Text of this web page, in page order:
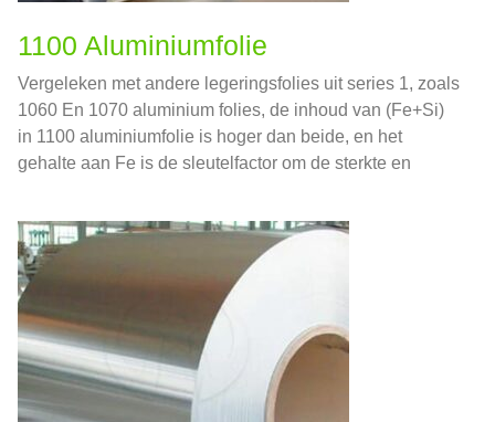
1100 Aluminiumfolie
Vergeleken met andere legeringsfolies uit series 1, zoals
1060 En 1070 aluminium folies, de inhoud van (Fe+Si)
in 1100 aluminiumfolie is hoger dan beide, en het
gehalte aan Fe is de sleutelfactor om de sterkte en